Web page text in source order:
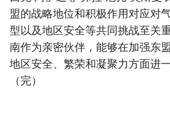
盟的战略地位和积极作用对应对
型以及地区安全等共同挑战至关
南作为亲密伙伴，能够在加强东
地区安全、繁荣和凝聚力方面进
（完）